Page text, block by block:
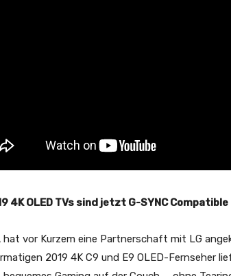
4K OLED TVs sind jetzt G-SYNC Compatible
hat vor Kurzem eine Partnerschaft mit LG
2019 4K C9 und E9 OLED-Fernseher